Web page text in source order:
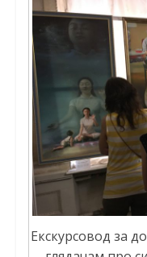
Екскурсовод за